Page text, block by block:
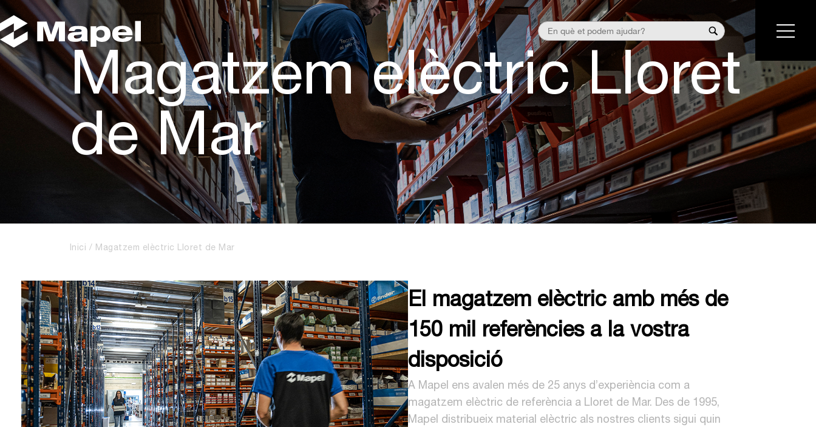
Magatzem elèctric Lloret
de Mar
Inici Magatzem elèctric Lloret de Mar
El magatzem elèctric amb més de
150 mil referències a la vostra
disposició
A Mapel ens avalen més de 25 anys d’experiència com a
magatzem elèctric de referència a Lloret de Mar. Des de 1995,
Mapel distribueix material elèctric als nostres clients sigui quin